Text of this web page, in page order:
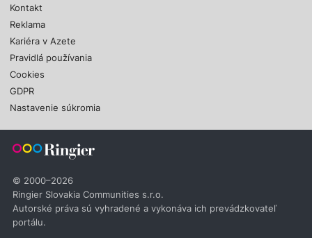
Kontakt
Reklama
Kariéra v Azete
Pravidlá používania
Cookies
GDPR
Nastavenie súkromia
© 2000–2026
Ringier Slovakia Communities s.r.o.
Autorské práva sú vyhradené a vykonáva ich prevádzkovateľ
portálu.